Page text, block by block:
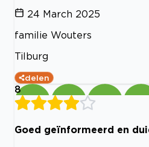
24 March 2025
familie Wouters
Tilburg
delen
8
Goed geïnformeerd en